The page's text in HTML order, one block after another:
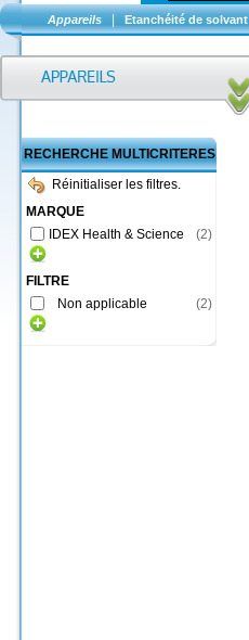
Appareils Etanchéité de solvant
RECHERCHE MULTICRITERES
Réinitialiser les filtres.
MARQUE
IDEX Health & Science
(2)
FILTRE
Non applicable
(2)